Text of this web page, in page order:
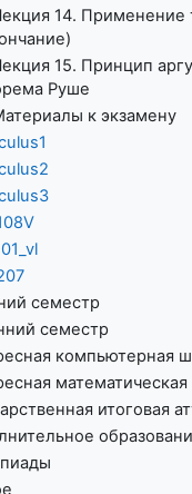
14. Применение
15. Принцип
Руше
к экзамену
семестр
семестр
компьютерная
итоговая